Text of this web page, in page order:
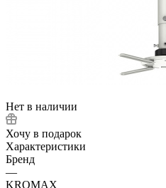
Нет в наличии
Хочу в подарок
Характеристики
Бренд
—
KROMAX